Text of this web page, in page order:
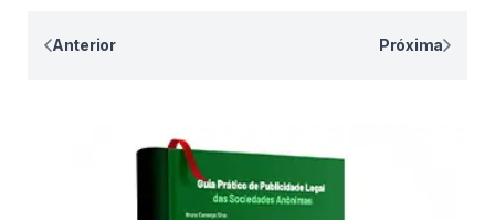
Paginação
de
Anterior Próxima